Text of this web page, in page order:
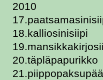
2010
18.kalliosinisiipi
20.täpläpapurikko
21.piippopaksupää